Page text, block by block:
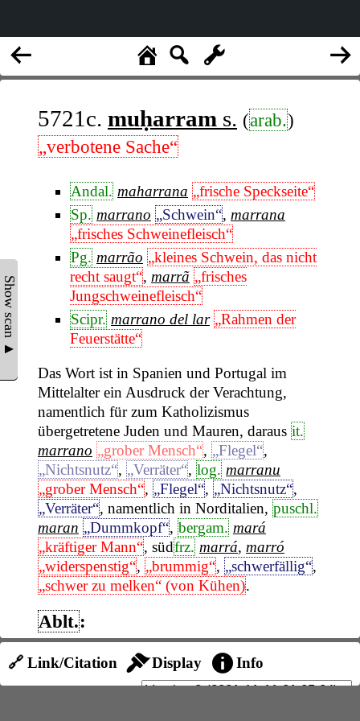
Show scan ▲
5721c. muḥarram s. (arab.)
„verbotene Sache“
Andal. maharrana „frische Speckseite“
Sp. marrano „Schwein“, marrana
„frisches Schweinefleisch“
Pg. marrão „kleines Schwein, das nicht
recht saugt“, marrã „frisches
Jungschweinefleisch“
Scipr. marrano del lar „Rahmen der
Feuerstätte“
Das Wort ist in Spanien und Portugal im
Mittelalter ein Ausdruck der Verachtung,
namentlich für zum Katholizismus
übergetretene Juden und Mauren, daraus it.
marrano „grober Mensch“, „Flegel“,
„Nichtsnutz“, „Verräter“, log. marranu
„grober Mensch“, „Flegel“, „Nichtsnutz“,
„Verräter“, namentlich in Norditalien, puschl.
maran „Dummkopf“, bergam. mará
„kräftiger Mann“, südfrz. marrá, marró
„widerspenstig“, „brummig“, „schwerfällig“,
„schwer zu melken“ (von Kühen).
Ablt.:
marrankineḍḍu
marrankinu
„diebisch“,„verschlagen“
🔗 Link/Citation Display Info